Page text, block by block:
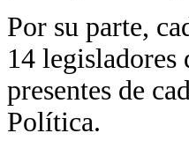
Por su parte,
14 legisladores
presentes de
Política.